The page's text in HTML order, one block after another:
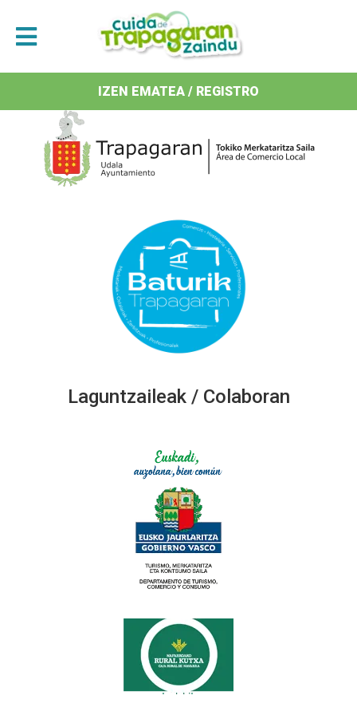
Antolatzaileak / Organizan
Laguntzaileak / Colaboran
IZEN EMATEA / REGISTRO